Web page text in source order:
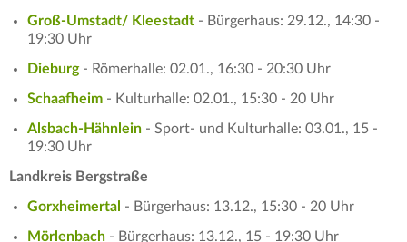
Groß-Umstadt/ Kleestadt - Bürgerhaus: 29.12., 14:30 -
19:30 Uhr
Dieburg- Römerhalle: 02.01., 16:30 - 20:30 Uhr
Schaafheim - Kulturhalle: 02.01., 15:30 - 20 Uhr
Alsbach-Hähnlein - Sport- und Kulturhalle: 03.01., 15 -
19:30 Uhr
Landkreis Bergstraße
Gorxheimertal - Bürgerhaus: 13.12., 15:30 - 20 Uhr
Mörlenbach - Bürgerhaus: 13.12., 15 - 19:30 Uhr